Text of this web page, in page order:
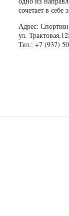
сочетает в
Адрес:
ул.
Тел.: +7 (937)